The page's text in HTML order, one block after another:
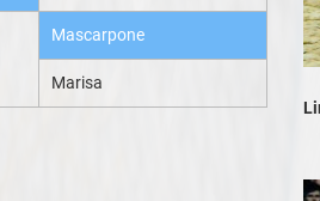
Mascarpone
Marisa